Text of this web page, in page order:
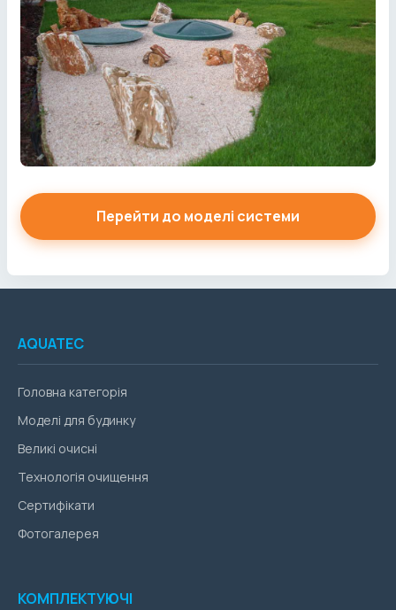
Перейти до моделі системи
AQUATEC
Головна категорія
Моделі для будинку
Великі очисні
Технологія очищення
Сертифікати
Фотогалерея
КОМПЛЕКТУЮЧІ